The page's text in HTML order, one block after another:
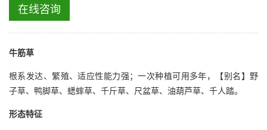
在线咨询
牛筋草
根系发达、繁殖、适应性能力强；一次种植可用多年，【别名】野
子草、鸭脚草、蟋蟀草、千斤草、尺盆草、油葫芦草、千人踏。
形态特征